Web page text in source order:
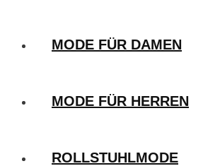
MODE FÜR DAMEN
MODE FÜR HERREN
ROLLSTUHLMODE